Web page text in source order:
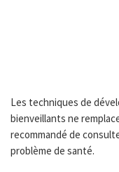
Les techniques de
bienveillants ne
recommandé de
problème de santé.